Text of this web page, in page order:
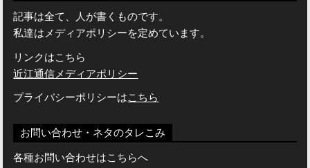
記事は全て、人が書くものです。
私達はメディアポリシーを定めています。
リンクはこちら
近江通信メディアポリシー
プライバシーポリシーはこちら
お問い合わせ・ネタのタレこみ
各種お問い合わせはこちらへ